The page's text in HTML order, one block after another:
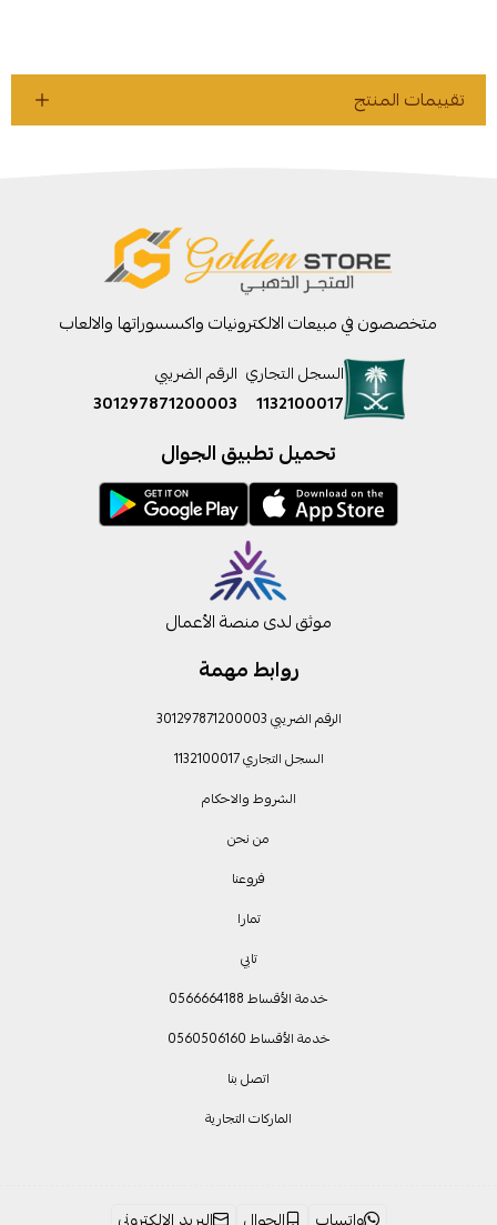
تقييمات المنتج
روابط مهمة
الرقم الضريبي 301297871200003
السجل التجاري 1132100017
الشروط والاحكام
من نحن
فروعنا
تمارا
تابي
خدمة الأقساط 0566664188
خدمة الأقساط 0560506160
اتصل بنا
الماركات التجارية
متخصصون في مبيعات الالكترونيات واكسسوراتها والالعاب
السجل التجاري
1132100017
الرقم الضريبي
301297871200003
تحميل تطبيق الجوال
موثق لدى منصة الأعمال
واتساب الجوال البريد الإلكتروني